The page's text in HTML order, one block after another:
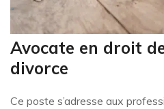
Avocate en droit
divorce
Ce poste s’adresse aux